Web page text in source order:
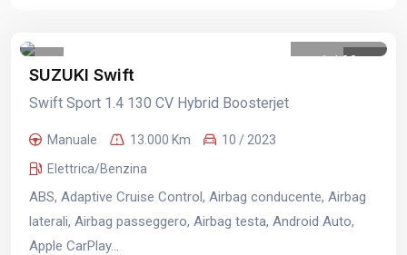
1 /22
SUZUKI Swift
Swift Sport 1.4 130 CV Hybrid Boosterjet
Manuale 13.000 Km
10 / 2023
Elettrica/Benzina
ABS, Adaptive Cruise Control, Airbag conducente, Airbag
laterali, Airbag passeggero, Airbag testa, Android Auto,
Apple CarPlay...